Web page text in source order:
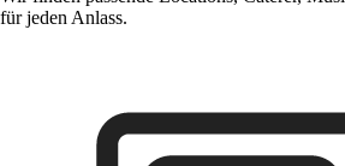
für jeden Anlass.